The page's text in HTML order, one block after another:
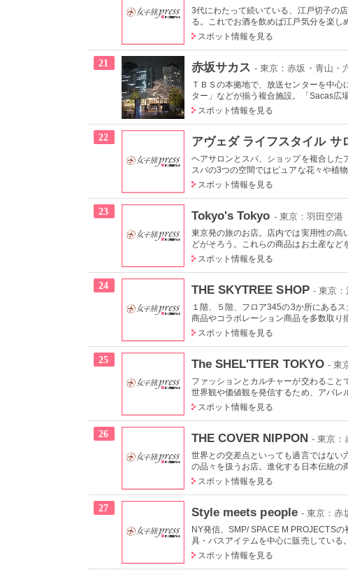
3代にわたって続いている、江戸切子の
る。これでお酒を飲めば江戸気分を楽し
スポット情報を見る
21 赤坂サカス - 東京：赤坂・青山・
ＴＢＳの本拠地で、放送センターを中
ター」などが揃う複合施設。「Sacas広
スポット情報を見る
22 アヴェダ ライフスタイル サ
ヘアサロンとスパ、ショップを複合した
スパの3つの空間ではピュアな花々や植
スポット情報を見る
23 Tokyo's Tokyo - 東京：羽田空港
東京発の旅のお店。店内では実用性の高
どがそろう。これらの商品はお土産など
スポット情報を見る
24 THE SKYTREE SHOP - 東京：
１階、５階、フロア345の3か所にある
商品やコラボレーション商品を多数取り
スポット情報を見る
25 The SHEL'TTER TOKYO - 東
ファッションとカルチャーが交わるこ
世界観や価値観を発信するため、アパレ
スポット情報を見る
26 THE COVER NIPPON - 東京：
世界との交差点といっても過言ではな
の品々を扱うお店。進化する日本伝統の
スポット情報を見る
27 Style meets people - 東京：赤
NY発信、SMP/ SPACE M PROJECTS
具・バスアイテムを中心に販売している
スポット情報を見る